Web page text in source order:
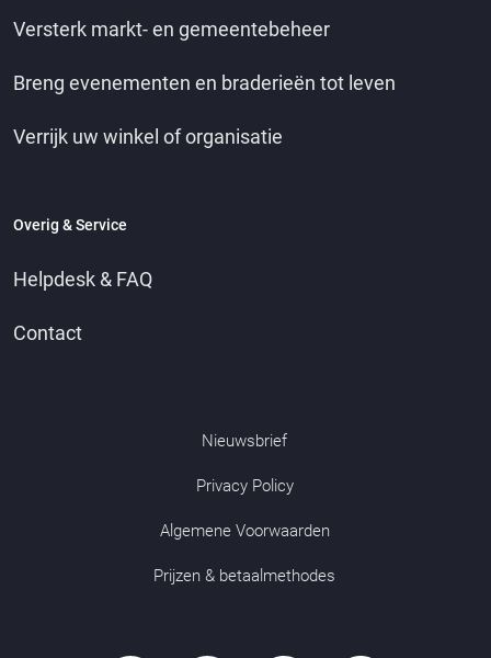
Versterk markt- en gemeentebeheer
Breng evenementen en braderieën tot leven
Verrijk uw winkel of organisatie
Overig & Service
Helpdesk & FAQ
Contact
Nieuwsbrief
Privacy Policy
Algemene Voorwaarden
Prijzen & betaalmethodes